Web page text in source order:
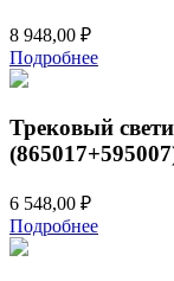
8 948,00 ₽
Подробнее
Трековый
6 548,00 ₽
Подробнее